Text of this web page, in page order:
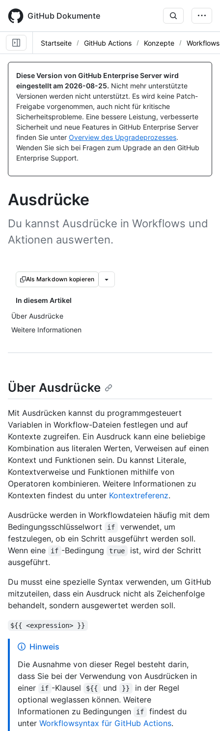
main
content
GitHub Dokumente
Startseite GitHub Actions Konzepte
Diese Version von GitHub Enterprise Server wird
eingestellt am 2026-08-25. Nicht mehr unterstützte
Versionen werden nicht unterstützt. Es wird keine Patch-
Freigabe vorgenommen, auch nicht für kritische
Sicherheitsprobleme. Eine bessere Leistung, verbesserte
Sicherheit und neue Features in GitHub Enterprise Server
finden Sie unter Overview des Upgradeprozesses.
Wenden Sie sich bei Fragen zum Upgrade an den GitHub
Enterprise Support.
Ausdrücke
Du kannst Ausdrücke in Workflows und
Aktionen auswerten.
Als Markdown kopieren
In diesem Artikel
Über Ausdrücke
Weitere Informationen
Über Ausdrücke
Mit Ausdrücken kannst du programmgesteuert
Variablen in Workflow-Dateien festlegen und auf
Kontexte zugreifen. Ein Ausdruck kann eine beliebige
Kombination aus literalen Werten, Verweisen auf einen
Kontext und Funktionen sein. Du kannst Literale,
Kontextverweise und Funktionen mithilfe von
Operatoren kombinieren. Weitere Informationen zu
Kontexten findest du unter Kontextreferenz.
Ausdrücke werden in Workflowdateien häufig mit dem
Bedingungsschlüsselwort
if
verwendet, um
festzulegen, ob ein Schritt ausgeführt werden soll.
Wenn eine
if -Bedingung true
ist, wird der Schritt
ausgeführt.
Du musst eine spezielle Syntax verwenden, um GitHub
mitzuteilen, dass ein Ausdruck nicht als Zeichenfolge
behandelt, sondern ausgewertet werden soll.
${{ <expression> }}
Hinweis
Die Ausnahme von dieser Regel besteht darin,
dass Sie bei der Verwendung von Ausdrücken in
einer
if -Klausel ${{ und }}
in der Regel
optional weglassen können. Weitere
Informationen zu Bedingungen
if
findest du
unter Workflowsyntax für GitHub Actions.